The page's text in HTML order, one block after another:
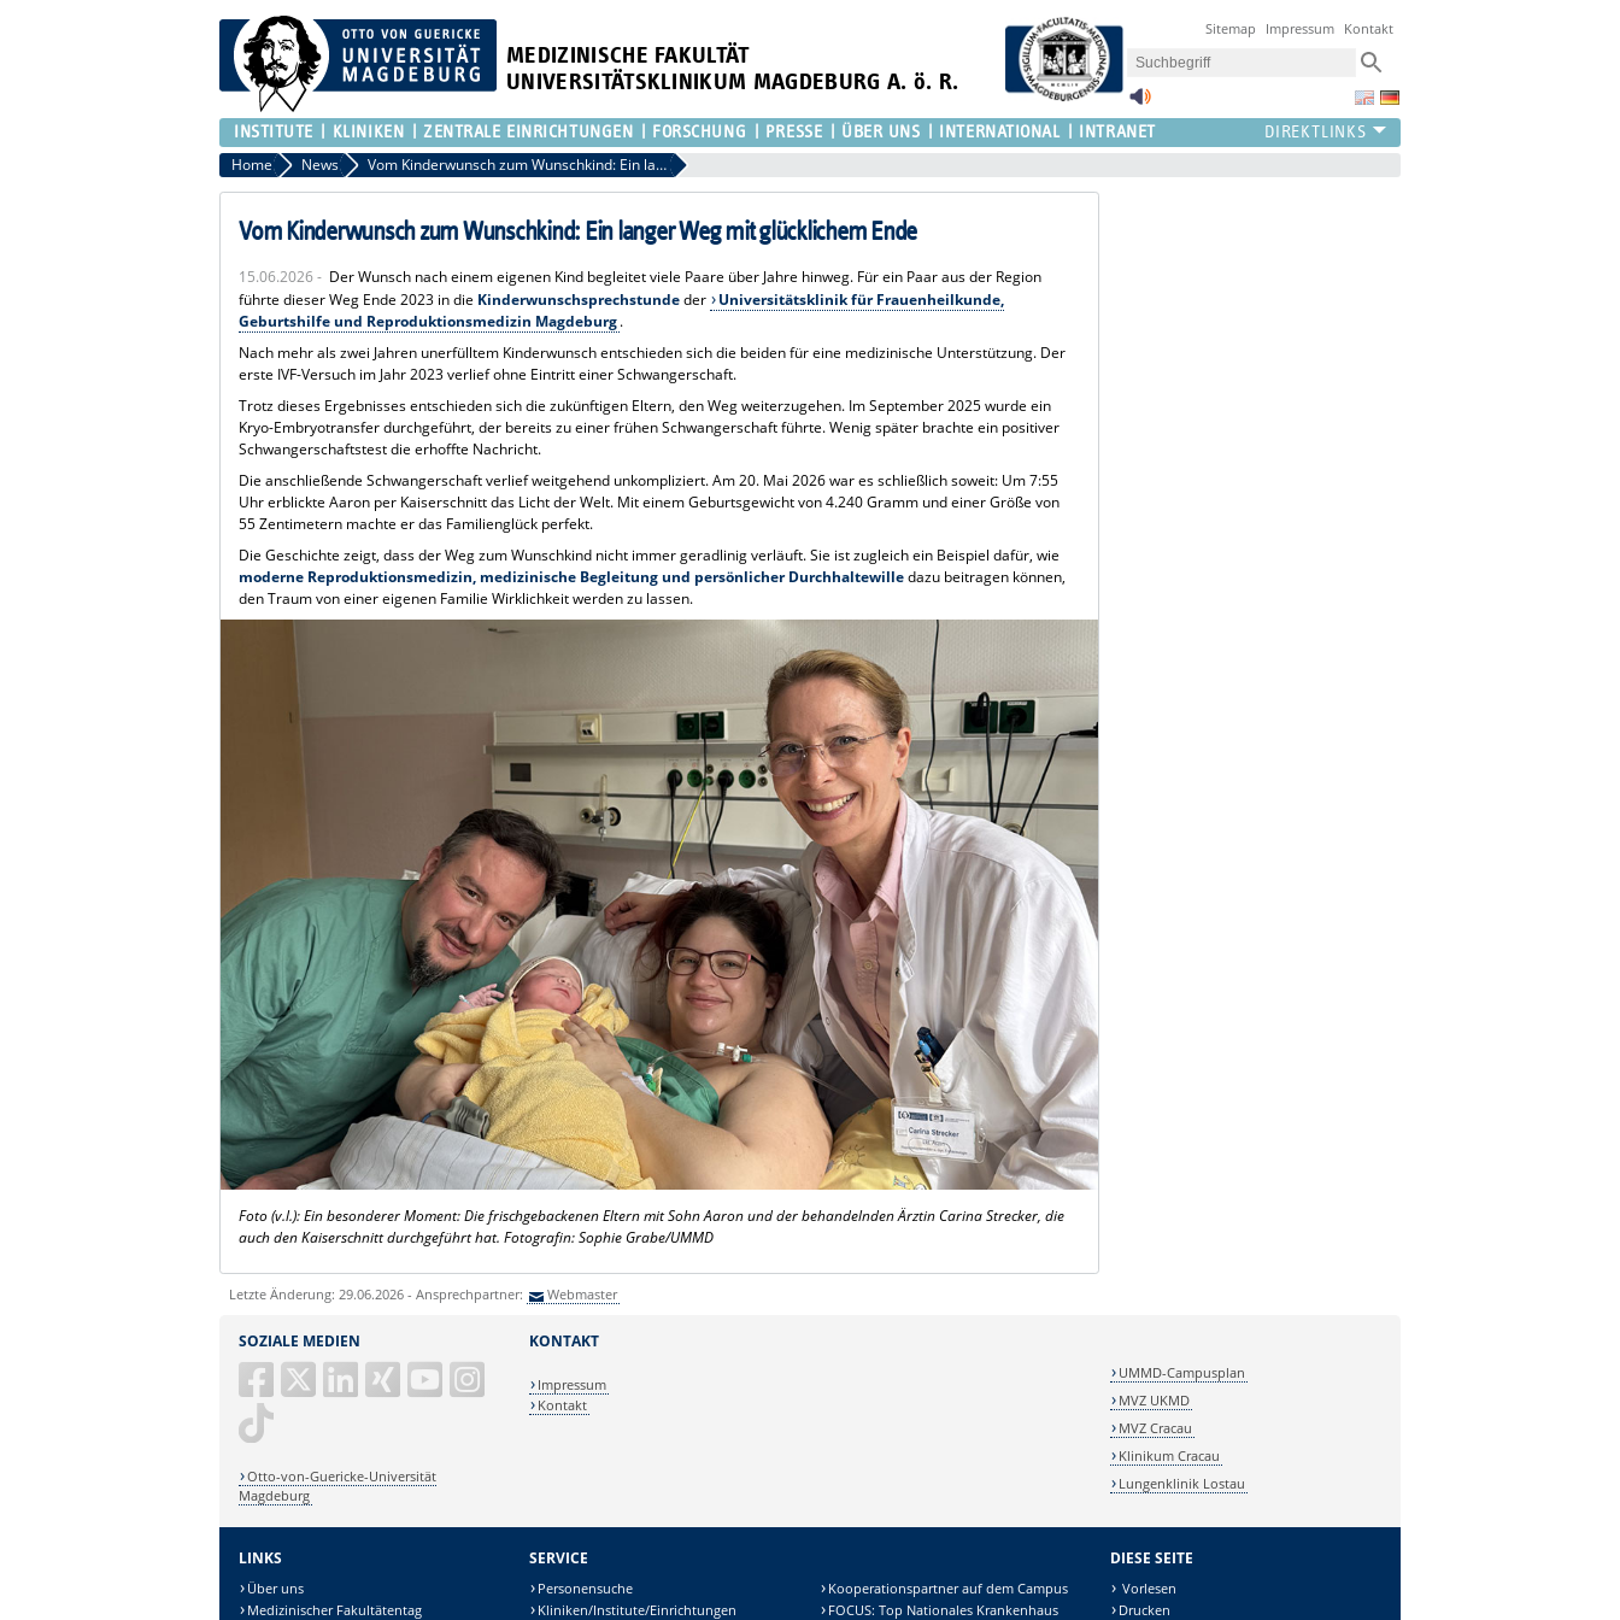
MEDIZINISCHE FAKULTÄT
UNIVERSITÄTSKLINIKUM MAGDEBURG A. ö. R.
Sitemap Impressum Kontakt
INSTITUTE KLINIKEN ZENTRALE EINRICHTUNGEN FORSCHUNG PRESSE ÜBER UNS INTERNATIONAL INTRANET
Home News Vom Kinderwunsch zum Wunschkind: Ein langer Weg mit glücklichem Ende
Vom Kinderwunsch zum Wunschkind: Ein langer Weg mit glücklichem Ende
15.06.2026 - Der Wunsch nach einem eigenen Kind begleitet viele Paare über Jahre hinweg. Für ein Paar aus der Region
führte dieser Weg Ende 2023 in die Kinderwunschsprechstundeder
Universitätsklinik für Frauenheilkunde,
Geburtshilfe und Reproduktionsmedizin Magdeburg.
Nach mehr als zwei Jahren unerfülltem Kinderwunsch entschieden sich die beiden für eine medizinische Unterstützung. Der
erste IVF-Versuch im Jahr 2023 verlief ohne Eintritt einer Schwangerschaft.
Trotz dieses Ergebnisses entschieden sich die zukünftigen Eltern, den Weg weiterzugehen. Im September 2025 wurde ein
Kryo-Embryotransfer durchgeführt, der bereits zu einer frühen Schwangerschaft führte. Wenig später brachte ein positiver
Schwangerschaftstest die erhoffte Nachricht.
Die anschließende Schwangerschaft verlief weitgehend unkompliziert. Am 20. Mai 2026 war es schließlich soweit: Um 7:55
Uhr erblickte Aaron per Kaiserschnitt das Licht der Welt. Mit einem Geburtsgewicht von 4.240 Gramm und einer Größe von
55 Zentimetern machte er das Familienglück perfekt.
Die Geschichte zeigt, dass der Weg zum Wunschkind nicht immer geradlinig verläuft. Sie ist zugleich ein Beispiel dafür, wie
moderne Reproduktionsmedizin, medizinische Begleitung und persönlicher Durchhaltewilledazu beitragen können,
den Traum von einer eigenen Familie Wirklichkeit werden zu lassen.
Foto (v.l.): Ein besonderer Moment: Die frischgebackenen Eltern mit Sohn Aaron und der behandelnden Ärztin Carina Strecker, die
auch den Kaiserschnitt durchgeführt hat. Fotografin: Sophie Grabe/UMMD
Letzte Änderung: 29.06.2026 - Ansprechpartner: Webmaster
SOZIALE MEDIEN
Otto-von-Guericke-Universität
Magdeburg
KONTAKT
Impressum
Kontakt
UMMD-Campusplan
MVZ UKMD
MVZ Cracau
Klinikum Cracau
Lungenklinik Lostau
LINKS
Über uns
Medizinischer Fakultätentag
SERVICE
Personensuche
Kliniken/Institute/Einrichtungen
Kooperationspartner auf dem Campus
FOCUS: Top Nationales Krankenhaus
DIESE SEITE
Vorlesen
Drucken